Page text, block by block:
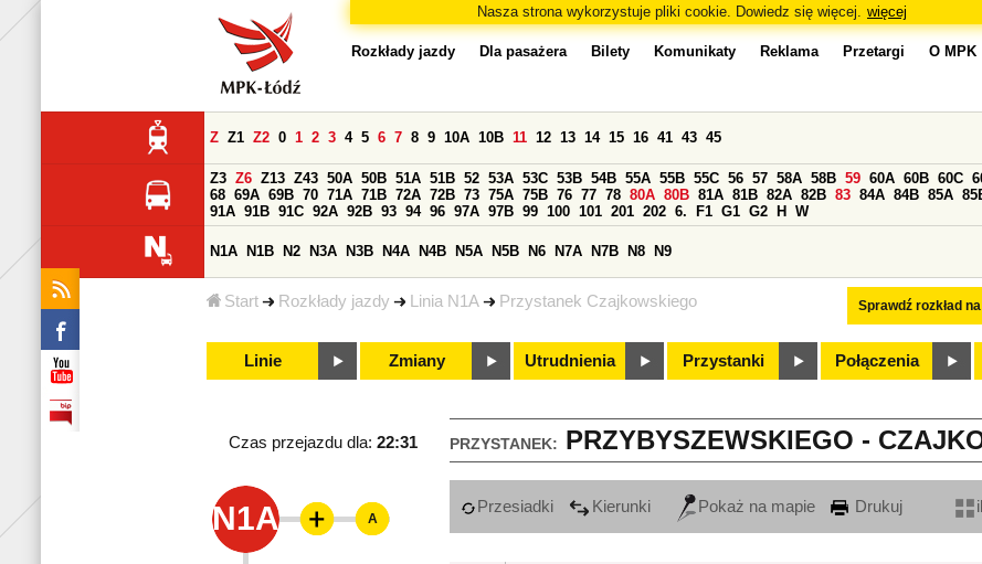
Nasza strona wykorzystuje pliki cookie. Dowiedz się więcej. więcej
Start Rozkłady jazdy Linia N1A Przystanek Czajkowskiego
Rozkłady jazdy Dla pasażera Bilety Komunikaty Reklama Przetargi O MPK
Sprawdź rozkład
Z Z1 Z2 0 1 2 3 4 5 6 7 8 9 10A 10B 11 12 13 14 15 16 41 43 45
Z3 Z6 Z13 Z43 50A 50B 51A 51B 52 53A 53C 53B 54B 55A 55B 55C 56 57 58A 58B 59 60A 60B 60C
68 69A 69B 70 71A 71B 72A 72B 73 75A 75B 76 77 78 80A 80B 81A 81B 82A 82B 83 84A 84B 85A
91A 91B 91C 92A 92B 93 94 96 97A 97B 99 100 101 201 202 6. F1 G1 G2 H W
N1A N1B N2 N3A N3B N4A N4B N5A N5B N6 N7A N7B N8 N9
Linie Zmiany Utrudnienia Przystanki Połączenia
PRZYSTANEK: PRZYBYSZEWSKIEGO -
Czas przejazdu dla: 22:31
N1A Przesiadki Kierunki Pokaż na mapie Drukuj
A